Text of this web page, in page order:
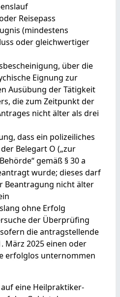
Reisepass
(mindestens
oder gleichwertiger
über die
Eignung zur
Ausübung der Tätigkeit
die zum Zeitpunkt der
nicht älter als drei
dass ein polizeiliches
Belegart O („zur
gemäß § 30 a
wurde; dieses darf
Beantragung nicht älter
ohne Erfolg
der Überprüfing
die antragstellende
März 2025 einen oder
erfolglos unternommen
eine Heilpraktiker-